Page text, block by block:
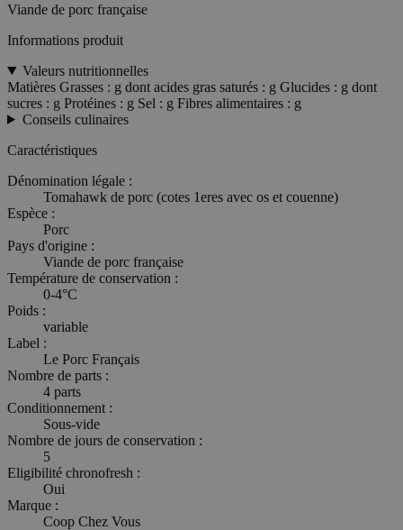
Viande de porc française
Informations produit
Valeurs nutritionnelles
Matières Grasses : g dont acides gras saturés : g Glucides : g dont
sucres : g Protéines : g Sel : g Fibres alimentaires : g
Conseils culinaires
Caractéristiques
Dénomination légale :
Tomahawk de porc (cotes 1eres avec os et couenne)
Espèce :
Porc
Pays d'origine :
Viande de porc française
Température de conservation :
0-4°C
Poids :
variable
Label :
Le Porc Français
Nombre de parts :
4 parts
Conditionnement :
Sous-vide
Nombre de jours de conservation :
5
Eligibilité chronofresh :
Oui
Marque :
Coop Chez Vous